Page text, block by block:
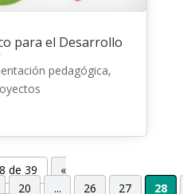
para el Desarrollo
pedagógica,
de 39
«
20 ... 26 27 28